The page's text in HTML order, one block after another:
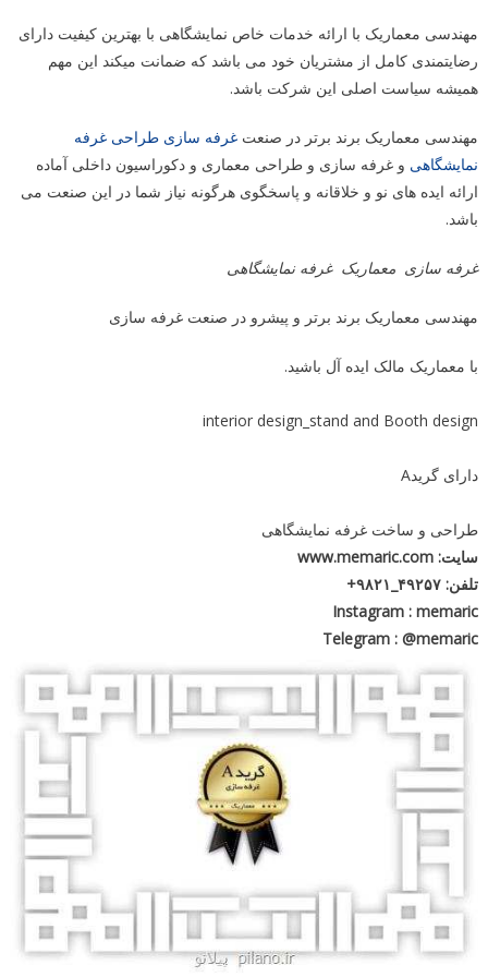
مهندسی معماریک با ارائه خدمات خاص نمایشگاهی با بهترین کیفیت دارای
رضایتمندی کامل از مشتریان خود می باشد که ضمانت میکند این مهم
همیشه سیاست اصلی این شرکت باشد.
مهندسی معماریک برند برتر در صنعت غرفه سازی طراحی غرفه
نمایشگاهی و غرفه سازی و طراحی معماری و دکوراسیون داخلی آماده
ارائه ایده های نو و خلاقانه و پاسخگوی هرگونه نیاز شما در این صنعت می
باشد.
غرفه سازی معماریک غرفه نمایشگاهی
مهندسی معماریک برند برتر و پیشرو در صنعت غرفه سازی
با معماریک مالک ایده آل باشید.
interior design_stand and Booth design
دارای گریدA
طراحی و ساخت غرفه نمایشگاهی
سایت: www.memaric.com
تلفن: ۴۹۲۵۷_۹۸۲۱+
Instagram : memaric
Telegram : @memaric